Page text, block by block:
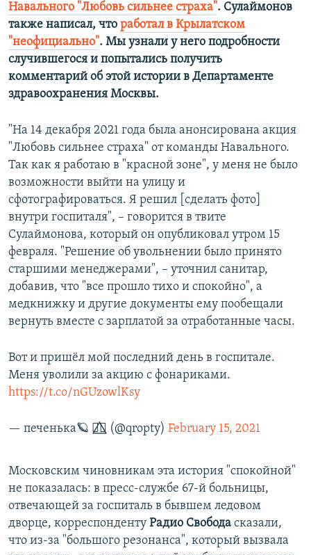
Навального "Любовь сильнее страха". Сулаймонов
также написал, что работал в Крылатском
"неофициально". Мы узнали у него подробности
случившегося и попытались получить
комментарий об этой истории в Департаменте
здравоохранения Москвы.
"На 14 декабря 2021 года была анонсирована акция
"Любовь сильнее страха" от команды Навального.
Так как я работаю в "красной зоне", у меня не было
возможности выйти на улицу и
сфотографироваться. Я решил [сделать фото]
внутри госпиталя", – говорится в твите
Сулаймонова, который он опубликовал утром 15
февраля. "Решение об увольнении было принято
старшими менеджерами", – уточнил санитар,
добавив, что "все прошло тихо и спокойно", а
медкнижку и другие документы ему пообещали
вернуть вместе с зарплатой за отработанные часы.
Вот и пришёл мой последний день в госпитале.
Меня уволили за акцию с фонариками.
https://t.co/nGUzowlKsy
— печенька🪐 🏳️‍🌈⃤ (@qropty) February 15, 2021
Московским чиновникам эта история "спокойной"
не показалась: в пресс-службе 67-й больницы,
отвечающей за госпиталь в бывшем ледовом
дворце, корреспонденту Радио Свобода сказали,
что из-за "большого резонанса", который вызвала